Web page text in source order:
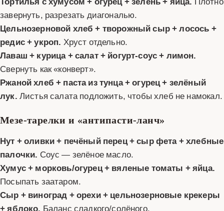
завернуть, разрезать диагональю.
Цельнозерновой хлеб + творожный сыр + лосось +
редис + укроп. Хруст отдельно.
Лаваш + курица + салат + йогурт-соус + лимон.
Свернуть как «конверт».
Ржаной хлеб + паста из тунца + огурец + зелёный
лук. Листья салата подложить, чтобы хлеб не намокал.
Мезе-тарелки и «антипасти-ланч»
Нут + оливки + печёный перец + сыр фета + хлебные
палочки. Соус — зелёное масло.
Хумус + морковь/огурец + вяленые томаты + яйца.
Посыпать заатаром.
Сыр + виноград + орехи + цельнозерновые крекеры
+ яблоко. Баланс сладкого/солёного.